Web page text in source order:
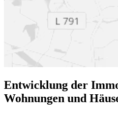
Entwicklung der
Wohnungen und